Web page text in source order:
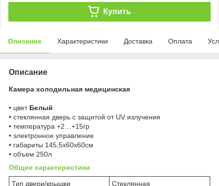
Купить
Описание Характеристики Доставка Оплата
Описание
Камера холодильная медицинская
• цвет Белый
• стеклянная дверь с защитой от UV излучения
• температура +2…+15гр
• электронное управление
• габариты 145,5x60x60см
• объем 250л
Общие характеристики
Тип двери/крышки
Стеклянная